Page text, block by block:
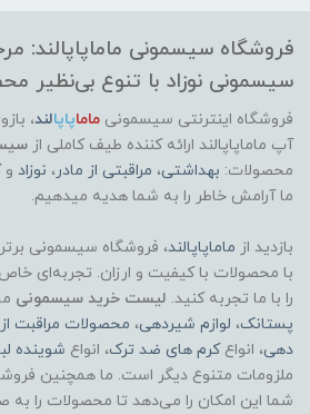
فروشگاه سیسمونی ماماپاپالند:
سیسمونی نوزاد با تنوع بی‌نظیر
فروشگاه اینترنتی سیسمونی ماماپاپالند،
آپ ماماپاپالند ارائه کننده طیف کاملی از
محصولات: بهداشتی، مراقبتی از مادر، نوزاد و
ما آرامش خاطر را به شما هدیه میدهیم.
بازدید از ماماپاپالند، فروشگاه سیسمونی برتر
با محصولات با کیفیت و ارزان. تجربه‌ای
را با ما تجربه کنید. لیست خرید سیسمونی
پستانک، لوازم شیردهی، محصولات مراقبت از
دهی، انواعکرم های ضد ترک، انواع شوینده
ملزومات متنوع دیگر است. ما همچنین
شما این امکان را می‌دهد تا محصولات را